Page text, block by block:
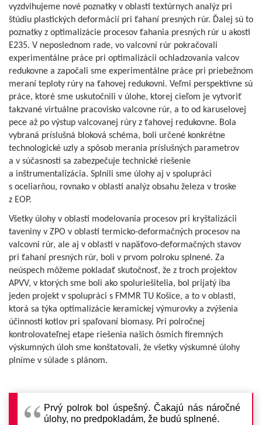
vyzdvihujeme nové poznatky v oblasti textúrnych analýz pri
štúdiu plastických deformácií pri ťahaní presných rúr. Ďalej sú to
poznatky z optimalizácie procesov ťahania presných rúr u akosti
E235. V neposlednom rade, vo valcovni rúr pokračovali
experimentálne práce pri optimalizácii ochladzovania valcov
redukovne a započali sme experimentálne práce pri priebežnom
meraní teploty rúry na ťahovej redukovni. Veľmi perspektívne sú
práce, ktoré sme uskutočnili v úlohe, ktorej cieľom je vytvoriť
takzvané virtuálne pracovisko valcovne rúr, a to od karuselovej
pece až po výstup valcovanej rúry z ťahovej redukovne. Bola
vybraná príslušná bloková schéma, boli určené konkrétne
technologické uzly a spôsob merania príslušných parametrov
a v súčasnosti sa zabezpečuje technické riešenie
a inštrumentalizácia. Splnili sme úlohy aj v spolupráci
s oceliarňou, rovnako v oblasti analýz obsahu železa v troske
z EOP.
Všetky úlohy v oblasti modelovania procesov pri kryštalizácii
taveniny v ZPO v oblasti termicko-deformačných procesov na
valcovni rúr, ale aj v oblasti v napäťovo-deformačných stavov
pri ťahaní presných rúr, boli v prvom polroku splnené. Za
neúspech môžeme pokladať skutočnosť, že z troch projektov
APVV, v ktorých sme boli ako spoluriešitelia, bol prijatý iba
jeden projekt v spolupráci s FMMR TU Košice, a to v oblasti,
ktorá sa týka optimalizácie keramickej výmurovky a zvýšenia
účinnosti kotlov pri spaľovaní biomasy. Pri polročnej
kontrolovateľnej etape riešenia našich ôsmich firemných
výskumných úloh sme konštatovali, že všetky výskumné úlohy
plníme v súlade s plánom.
Prvý polrok bol úspešný. Čakajú nás náročné
úlohy, no predpokladám, že budú splnené.